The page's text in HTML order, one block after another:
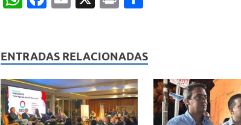
s
A
p
p
b
o
o
k
p
ar
ti
ENTRADAS RELACIONADAS